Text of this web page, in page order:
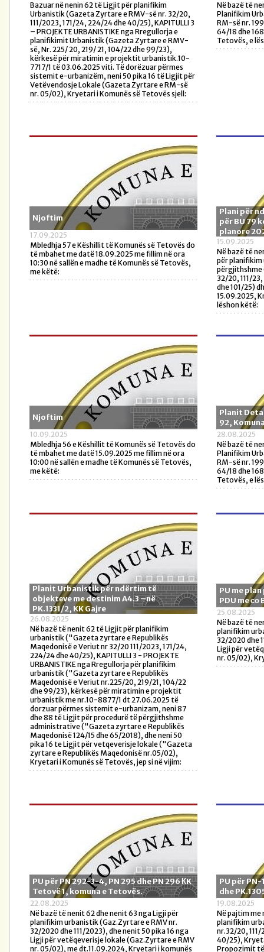
Bazuar në nenin 62 të Ligjit për planifikim
Urbanistik (Gazeta Zyrtare e RMV-së nr. 32/20,
111/2023, 171/24, 224/24 dhe 40/25), KAPITULLI 3
– PROJEKTE URBANISTIKE nga Rregullorja e
planifikimit Urbanistik (Gazeta Zyrtare e RMV-
së, Nr. 225/ 20, 219/ 21, 104/22 dhe 99/23),
kërkesë për miratimin e projektit urbanistik.10-
7717/1 të 03.06.2025 viti. Të dorëzuar përmes
sistemit e-urbanizëm, neni 50 pika 16 të Ligjit për
Vetëvendosje Lokale (Gazeta Zyrtare e RM-së
nr. 05/02), Kryetari i Komunës së Tetovës sjell:
Në bazë të
Planifikim
RM-së nr.
64/18 dhe
Tetovës, e
Njoftim
17.09.2025
Mbledhja 57 e Këshillit të Komunës së Tetovës do
të mbahet me datë 18.09.2025 me fillim në ora
10:30 në sallën e madhe të Komunës së Tetovës,
me këtë:
Plani për
për BU 79
planore
15.09.2025
Në bazë të
për
32/20, 111/
dhe 101/25)
15.09.2025,
lëshon këtë:
Njoftim
10.09.2025
Mbledhja 56 e Këshillit të Komunës së Tetovës do
të mbahet me datë 15.09.2025 me fillim në ora
10:00 në sallën e madhe të Komunës së Tetovës,
me këtë:
Planit
92,
28.08.2025
Në bazë të
Planifikim
RM-së nr.
64/18 dhe
Tetovës, e
Planit Urbanistik për ndërtim të
objektеve me destinim A4.3 –në
PK.1331/2, KK Gajre
26.08.2025
Në bazë të nenit 62 të Ligjit për planifikim
urbanistik ("Gazeta zyrtare e Republikës
Maqedonisë e Veriut nr 32/20 111/2023, 171/24,
224/24 dhe 40/25), KAPITULLI 3 - PROJEKTE
URBANISTIKE nga Rregullorja për planifikim
urbanistik ("Gazeta zyrtare e Republikës
Maqedonisë e Veriut nr.225/20, 219/21, 104/22
dhe 99/23), kërkesë për miratimin e projektit
urbanistik me nr.10-8877/1 dt 27.06.2025 të
dorzuar përmes sistemit e-urbanizam, neni 87
dhe 88 të Ligjit për procedurë të përgjithshme
administrative ("Gazeta zyrtare e Republikës
Maqedonisë 124/15 dhe 65/2018), dhe neni 50
pika 16 te Ligjit për vetqeverisje lokale ("Gazeta
zyrtare e Republikës Maqedonisë nr.05/02),
Kryetari i Komunës së Tetovës, jep si në vijim:
PU me
PDU me со
25.08.2025
Në bazë të
planifikim
32/2020 dhe
Ligji për
nr. 05/02),
PU për PN 292-3-4, PN 295 dhe PN 296 КK
Tetovë 1, komuna e Tetovës.
22.08.2025
Në bazë të nenit 62 dhe nenit 63 nga Ligji për
planifikim urbanistik (Gaz.Zyrtare e RMV nr.
32/2020 dhe 111/2023), dhe nenit 50 pika 16 nga
Ligji për vetëqeverisje lokale (Gaz.Zyrtare e RMV
nr. 05/02), me dt.11.09.2024, Kryetari i komunës
PU për PN-
dhe
19.08.2025
Në pajtim me
planifikim
nr.32/20, 111/
40/25),
Propozimit